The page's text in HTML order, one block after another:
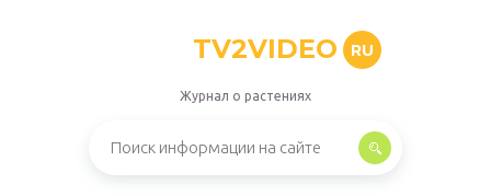
TV2VIDEO RU
Журнал о растениях